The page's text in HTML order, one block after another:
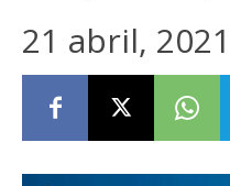
21 abril, 2021